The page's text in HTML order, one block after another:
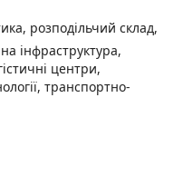
розподільчий склад,
інфраструктура,
центри,
транспортно-